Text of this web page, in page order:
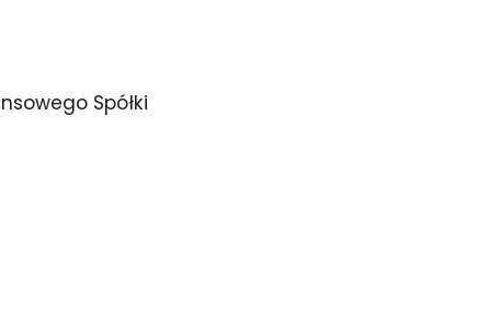
Spółki